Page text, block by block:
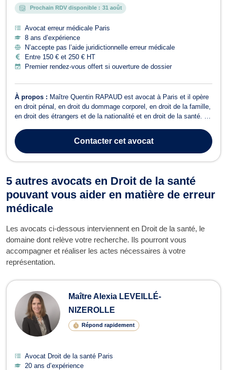
Prochain RDV disponible : 31 août
Avocat erreur médicale Paris
8 ans d’expérience
N’accepte pas l’aide juridictionnelle erreur médicale
Entre 150 € et 250 € HT
Premier rendez-vous offert si ouverture de dossier
À propos : Maître Quentin RAPAUD est avocat à Paris et il opère
en droit pénal, en droit du dommage corporel, en droit de la famille,
en droit des étrangers et de la nationalité et en droit de la santé. Il
prévenus/accusés ou les victimes en cas d’infraction délictuelle ou
cri...
Contactercet avocat
5 autres avocats en Droit de la santé
pouvant vous aider en matière de erreur
médicale
Les avocats ci-dessous interviennent en Droit de la santé, le
domaine dont relève votre recherche. Ils pourront vous
accompagner et réaliser les actes nécessaires à votre
représentation.
Maître Alexia LEVEILLÉ-
NIZEROLLE
Répond rapidement
Avocat Droit de la santé Paris
20 ans d’expérience